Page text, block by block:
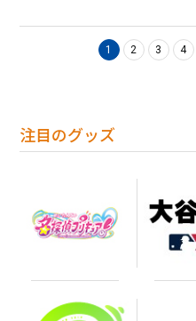
注目のグッズ
1 2 3 4